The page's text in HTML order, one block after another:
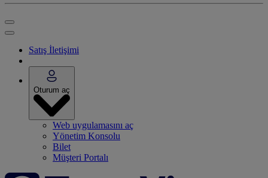
Satış İletişimi
Oturum aç
Web uygulamasını aç
Yönetim Konsolu
Bilet
Müşteri Portalı